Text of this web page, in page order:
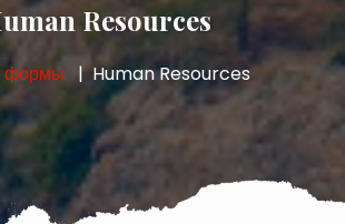
Resources
формы Human Resources